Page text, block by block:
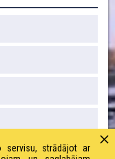
servisu, strādājot ar